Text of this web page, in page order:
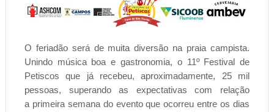
O feriadão será de muita diversão na praia campista.
Unindo música boa e gastronomia, o 11º Festival de
Petiscos que já recebeu, aproximadamente, 25 mil
pessoas, superando as expectativas com relação
aprimeira semana do evento que ocorreu entre os dias